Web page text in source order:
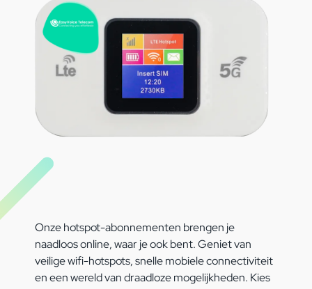
Onze hotspot-abonnementen brengen je
naadloos online, waar je ook bent. Geniet van
veilige wifi-hotspots, snelle mobiele connectiviteit
en een wereld van draadloze mogelijkheden. Kies